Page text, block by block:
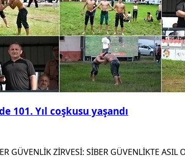
101. Yıl coşkusu yaşandı
GÜVENLİK ZİRVESİ: SİBER GÜVENLİKTE